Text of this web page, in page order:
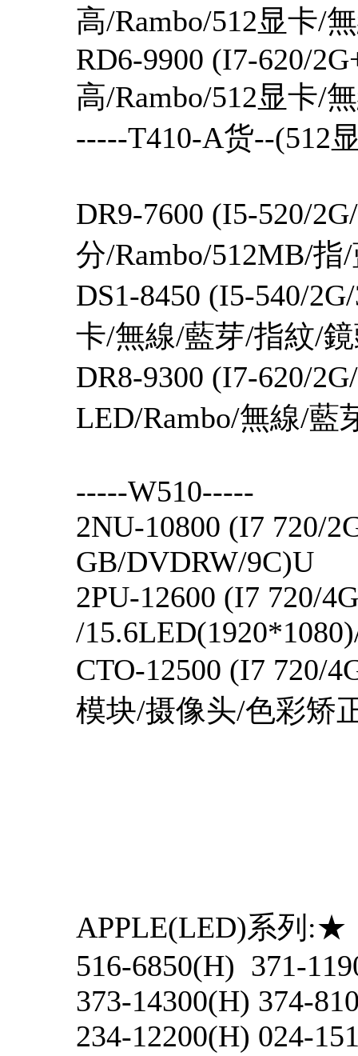
高/Rambo/512显卡/
RD6-9900 (I7-620/
高/Rambo/512显卡/
-----T410-A货--(512
DR9-7600 (I5-520/
分/Rambo/512MB/
DS1-8450 (I5-540/
卡/無線/藍芽/指紋/
DR8-9300 (I7-620/
LED/Rambo/無線/
-----W510-----
2NU-10800 (I7 720/
GB/DVDRW/9C)U
2PU-12600 (I7 720/
/
CTO-12500 (I7 720/
模块/摄像头/色彩矫
APPLE(LED)系列:★
516-6850(H) 371-
373-14300(H) 374-
234-12200(H) 024-